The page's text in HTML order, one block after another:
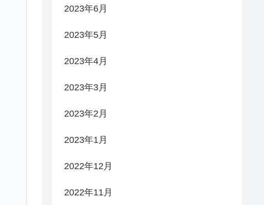
2023年6月
2023年5月
2023年4月
2023年3月
2023年2月
2023年1月
2022年12月
2022年11月